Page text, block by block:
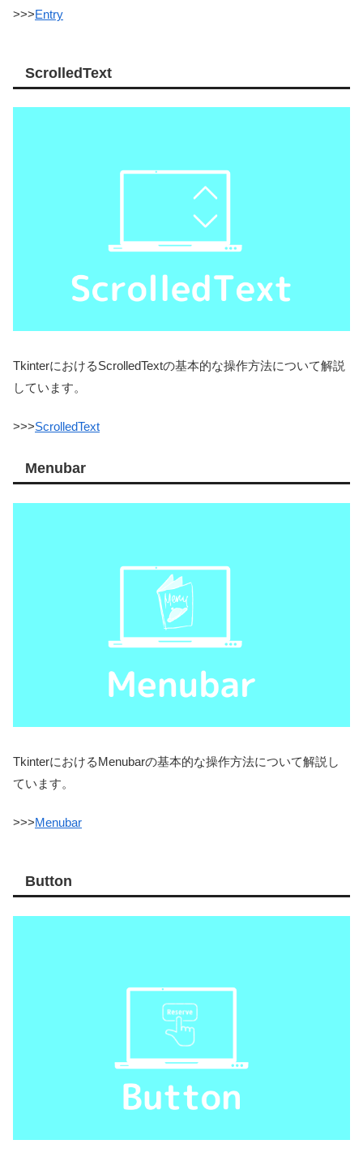
>>>Entry
ScrolledText
TkinterにおけるScrolledTextの基本的な操作方法について解説
しています。
>>>ScrolledText
Menubar
TkinterにおけるMenubarの基本的な操作方法について解説し
ています。
>>>Menubar
Button